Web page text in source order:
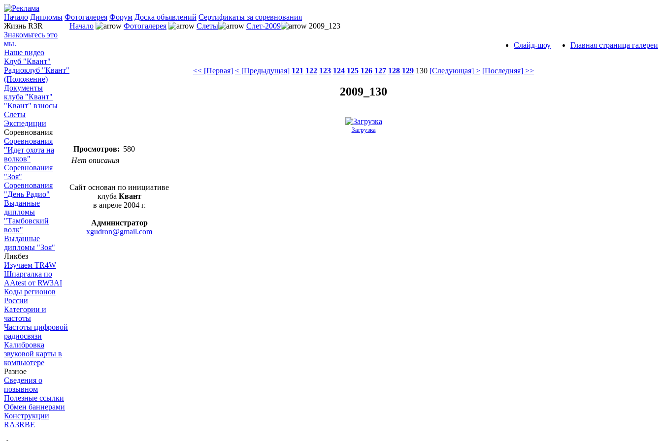
Начало Дипломы Фотогалерея Форум Доска объявлений Сертификаты за соревнования
Жизнь R3R
Знакомьтесь это
мы.
Наше видео
Клуб "Квант"
Радиоклуб "Квант"
(Положение)
Документы
клуба "Квант"
"Квант" взносы
Слеты
Экспедиции
Соревнования
Соревнования
"Идет охота на
волков"
Соревнования
"Зоя"
Соревнования
"День Радио"
Выданные
дипломы
"Тамбовский
волк"
Выданные
дипломы "Зоя"
Ликбез
Изучаем TR4W
Шпаргалка по
AAtest от RW3AI
Коды регионов
России
Категории и
частоты
Частоты цифровой
радиосвязи
Калибровка
звуковой карты в
компьютере
Разное
Сведения о
позывном
Полезные ссылки
Обмен баннерами
Конструкции
RA3RBE
Начало Фотогалерея Слеты Слет-2009 2009_123
Главная страница галереи
Слайд-шоу
<< [Первая] < [Предыдущая] 121 122 123 124 125 126 127 128 129 130 [Следующая] > [Последняя] >>
2009_130
Загрузка
Просмотров: 580
Нет описания
Сайт основан по инициативе
клуба Квант
в апреле 2004 г.
Администратор
xgudron@gmail.com